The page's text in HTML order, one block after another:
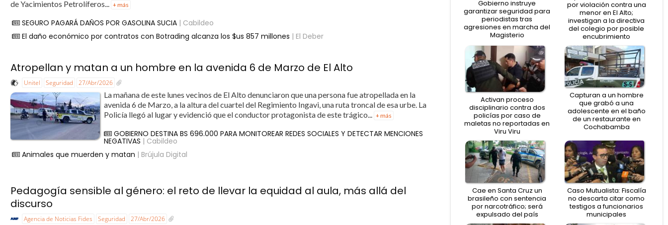
de Yacimientos Petrolíferos...
+ más
SEGURO PAGARÁ DAÑOS POR GASOLINA SUCIA | Cabildeo
El daño económico por contratos con Botrading alcanza los $us 857 millones | El Deber
Atropellan y matan a un hombre en la avenida 6 de Marzo de El Alto
Unitel Seguridad 27/Abr/2026
La mañana de este lunes vecinos de El Alto denunciaron que una persona fue atropellada en la
avenida 6 de Marzo, a la altura del cuartel del Regimiento Ingavi, una ruta troncal de esa urbe. La
Policía llegó al lugar y evidenció que el conductor protagonista de este trágico... + más
GOBIERNO DESTINA BS 696.000 PARA MONITOREAR REDES SOCIALES Y DETECTAR MENCIONES
NEGATIVAS | Cabildeo
Animales que muerden y matan | Brújula Digital
Pedagogía sensible al género: el reto de llevar la equidad al aula, más allá del
discurso
Agencia de Noticias Fides Seguridad 27/Abr/2026
Gobierno instruye
garantizar seguridad para
periodistas tras
agresiones en marcha del
Magisterio
por violación contra una
menor en El Alto;
investigan a la directiva
del colegio por posible
encubrimiento
Activan proceso
disciplinario contra dos
policías por caso de
maletas no reportadas en
Viru Viru
Capturan a un hombre
que grabó a una
adolescente en el baño
de un restaurante en
Cochabamba
Cae en Santa Cruz un
brasileño con sentencia
por narcotráfico; será
expulsado del país
Caso Mutualista: Fiscalía
no descarta citar como
testigos a funcionarios
municipales